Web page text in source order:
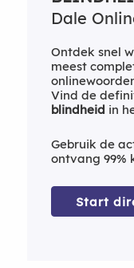
Dale
Ontdek snel
meest
Vind de
blindheid in
Gebruik de
ontvang 99%
Start